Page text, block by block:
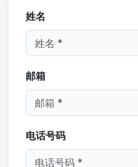
姓名
邮箱
电话号码